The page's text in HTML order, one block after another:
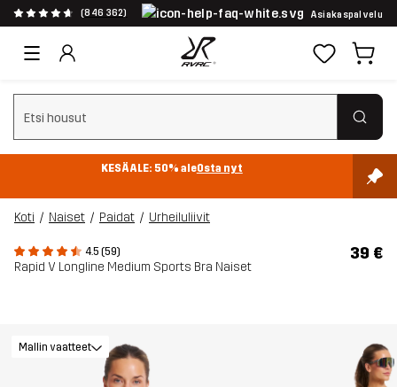
(846 362) Asiakaspalvelu
Tyhjennä haku
KESÄALE: 50% aleOsta nyt
Koti Naiset Paidat Urheiluliivit
4.5 (59)
Rapid V Longline Medium Sports Bra Naiset
39 €
Mallin vaatteet